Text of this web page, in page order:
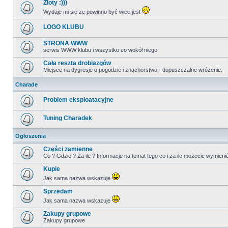
Zloty :)))
Wydaje mi się ze powinno być wiec jest
LOGO KLUBU
STRONA WWW
serwis WWW klubu i wszystko co wokół niego
Cała reszta drobiazgów
Miejsce na dygresje o pogodzie i znachorstwo - dopuszczalne wróżenie.
Charade
Problem eksploatacyjne
Tuning Charadek
Ogłoszenia
Części zamienne
Co ? Gdzie ? Za ile ? Informacje na temat tego co i za ile możecie
Kupie
Jak sama nazwa wskazuje
Sprzedam
Jak sama nazwa wskazuje
Zakupy grupowe
Zakupy grupowe